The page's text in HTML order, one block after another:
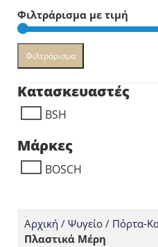
Φιλτράρισμα με τιμή
Φιλτράρισμα
Κατασκευαστές
BSH
Μάρκες
BOSCH
Αρχική / Ψυγείο / Πόρτα-
Πλαστικά Μέρη